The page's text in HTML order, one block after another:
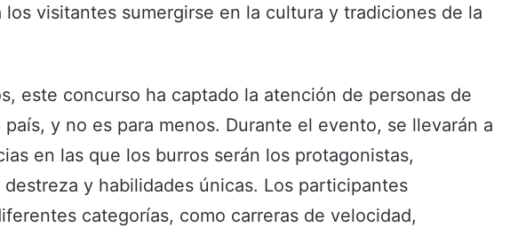
los visitantes sumergirse en la cultura y tradiciones de la
este concurso ha captado la atención de personas de
y no es para menos. Durante el evento, se llevarán a
en las que los burros serán los protagonistas,
y habilidades únicas. Los participantes
categorías, como carreras de velocidad,